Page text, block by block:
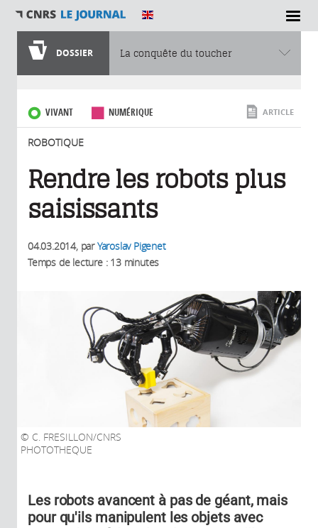
SECTIONS
DOSSIER La conquête du toucher
VIVANT NUMÉRIQUE
ROBOTIQUE
ARTICLE
Rendre les robots plus
saisissants
04.03.2014, parYaroslav Pigenet
Temps de lecture : 13 minutes
C. FRESILLON/CNRS
PHOTOTHEQUE
Les robots avancent à pas de géant, mais
pour qu'ils manipulent les objets avec